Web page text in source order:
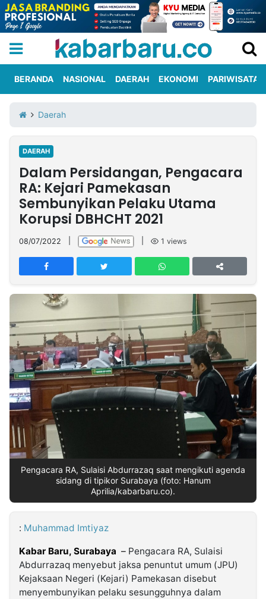
Iklan
Berita
Kami
Nasional
International
Olahraga
Entertainment
Daerah
Pariwisata
Kuliner
Kolom
Network
PT
TREETAN
MULTIMEDIA
INDONESIA
Partner
Insight
NTB
Suara
Time
Lens
IDN
Daily
Jogja
Jalan
Rakyat
Idealita
News
Kita
Notice
Dinamikapost.com
Radar
Baru
Seedbacklink
Follow
Kabarbaru
Kabarbaru.co
2026
BERANDA NASIONAL DAERAH EKONOMI PARIWISATA
Daerah
DAERAH
Dalam Persidangan, Pengacara
RA: Kejari Pamekasan
Sembunyikan Pelaku Utama
Korupsi DBHCHT 2021
08/07/2022 1 views
Pengacara RA, Sulaisi Abdurrazaq saat mengikuti agenda
sidang di tipikor Surabaya (foto: Hanum
Aprilia/kabarbaru.co).
: Muhammad Imtiyaz
Kabar Baru, Surabaya – Pengacara RA, Sulaisi
Abdurrazaq menyebut jaksa penuntut umum (JPU)
Kejaksaan Negeri (Kejari) Pamekasan disebut
menyembunyikan pelaku sesungguhnya dalam